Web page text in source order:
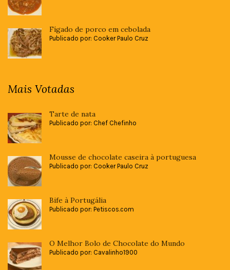
Fígado de porco em cebolada
Publicado por: Cooker Paulo Cruz
Mais Votadas
Tarte de nata
Publicado por: Chef Chefinho
Mousse de chocolate caseira à portuguesa
Publicado por: Cooker Paulo Cruz
Bife à Portugália
Publicado por: Petiscos.com
O Melhor Bolo de Chocolate do Mundo
Publicado por: Cavalinho1900